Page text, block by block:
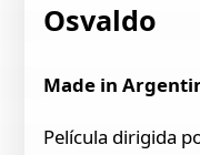
Osvaldo
Made in
Película dirigida